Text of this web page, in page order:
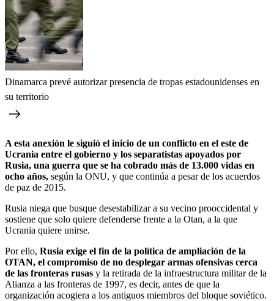
Dinamarca prevé autorizar presencia de tropas estadounidenses en
su territorio
A esta anexión le siguió el inicio de un conflicto en el este de
Ucrania entre el gobierno y los separatistas apoyados por
Rusia, una guerra que se ha cobrado más de 13.000 vidas en
ocho años, según la ONU, y que continúa a pesar de los acuerdos
de paz de 2015.
Rusia niega que busque desestabilizar a su vecino prooccidental y
sostiene que solo quiere defenderse frente a la Otan, a la que
Ucrania quiere unirse.
Por ello, Rusia exige el fin de la política de ampliación de la
OTAN, el compromiso de no desplegar armas ofensivas cerca
de las fronteras rusas y la retirada de la infraestructura militar de la
Alianza a las fronteras de 1997, es decir, antes de que la
organización acogiera a los antiguos miembros del bloque soviético.